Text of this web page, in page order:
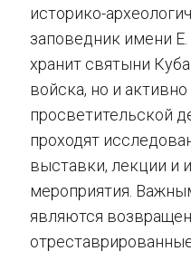
историко-
заповедник имени
хранит святыни
войска, но и
просветительской
проходят
выставки, лекции и
мероприятия.
являются